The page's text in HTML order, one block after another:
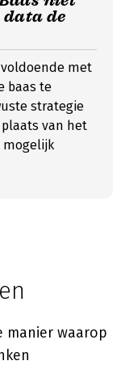
data de
met
baas te
strategie
van het
mogelijk
manier waarop